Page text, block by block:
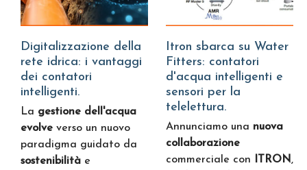
Digitalizzazione della
rete idrica: i vantaggi
dei contatori
intelligenti.
La gestione dell'acqua
evolve verso un nuovo
paradigma guidato da
sostenibilità e
Itron sbarca su Water
Fitters: contatori
d'acqua intelligenti e
sensori per la
telelettura.
Annunciamo una nuova
collaborazione
commerciale con ITRON,